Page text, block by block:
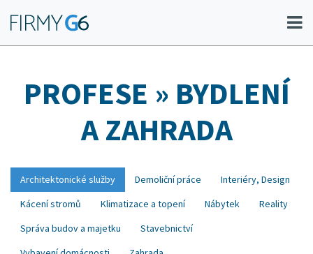
PROFESE » BYDLENÍ
A ZAHRADA
Architektonické služby Demoliční práce
Interiéry, Design
Kácení stromů
Klimatizace a topení Nábytek
Reality
Správa budov a majetku
Stavebnictví